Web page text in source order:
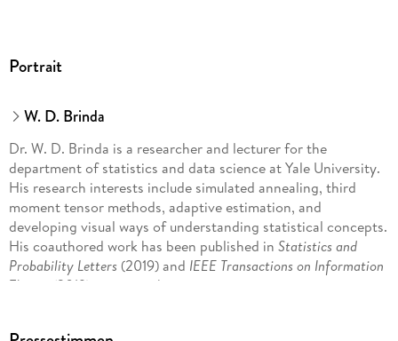
Portrait
W. D. Brinda
Dr. W. D. Brinda is a researcher and lecturer for the
department of statistics and data science at Yale University.
His research interests include simulated annealing, third
moment tensor methods, adaptive estimation, and
developing visual ways of understanding statistical concepts.
His coauthored work has been published in Statistics and
Probability Letters (2019) and IEEE Transactions on Information
Theory
(2019), among others.